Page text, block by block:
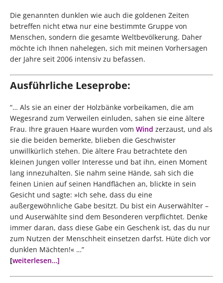
Die genannten dunklen wie auch die goldenen Zeiten
betreffen nicht etwa nur eine bestimmte Gruppe von
Menschen, sondern die gesamte Weltbevölkerung. Daher
möchte ich Ihnen nahelegen, sich mit meinen Vorhersagen
der Jahre seit 2006 intensiv zu befassen.
Ausführliche Leseprobe:
“… Als sie an einer der Holzbänke vorbeikamen, die am
Wegesrand zum Verweilen einluden, sahen sie eine ältere
Frau. Ihre grauen Haare wurden vom Wind zerzaust, und als
sie die beiden bemerkte, blieben die Geschwister
unwillkürlich stehen. Die ältere Frau betrachtete den
kleinen Jungen voller Interesse und bat ihn, einen Moment
lang innezuhalten. Sie nahm seine Hände, sah sich die
feinen Linien auf seinen Handflächen an, blickte in sein
Gesicht und sagte: »Ich sehe, dass du eine
außergewöhnliche Gabe besitzt. Du bist ein Auserwählter –
und Auserwählte sind dem Besonderen verpflichtet. Denke
immer daran, dass diese Gabe ein Geschenk ist, das du nur
zum Nutzen der Menschheit einsetzen darfst. Hüte dich vor
dunklen Mächten!« …”
[weiterlesen…]